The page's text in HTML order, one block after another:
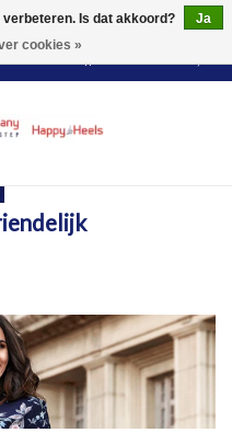
0 Artikelen - €0,00
Is dat akkoord?
Ja
cookies »